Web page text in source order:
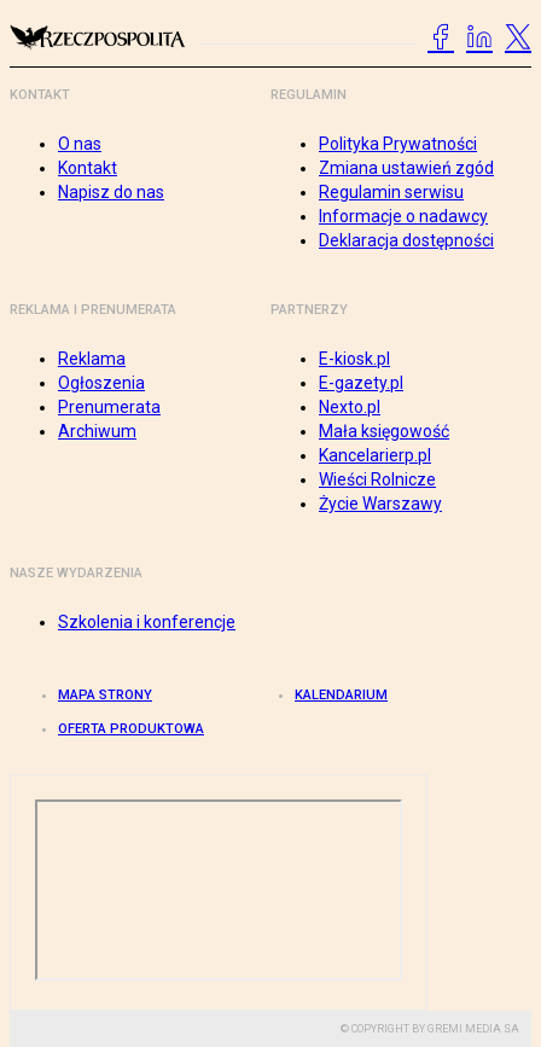
KONTAKT
O nas
Kontakt
Napisz do nas
REGULAMIN
Polityka Prywatności
Zmiana ustawień zgód
Regulamin serwisu
Informacje o nadawcy
Deklaracja dostępności
REKLAMA I PRENUMERATA
Reklama
Ogłoszenia
Prenumerata
Archiwum
PARTNERZY
E-kiosk.pl
E-gazety.pl
Nexto.pl
Mała księgowość
Kancelarierp.pl
Wieści Rolnicze
Życie Warszawy
NASZE WYDARZENIA
Szkolenia i konferencje
MAPA STRONY KALENDARIUM
OFERTA PRODUKTOWA
© COPYRIGHT BY GREMI MEDIA SA